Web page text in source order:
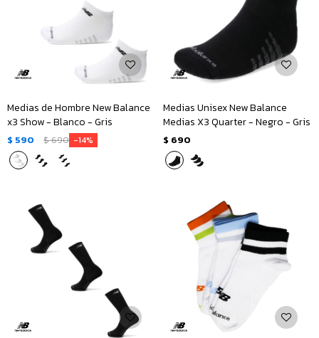
Medias de Hombre New Balance
x3 Show - Blanco - Gris
$ 590 $690 14
Medias Unisex New Balance
Medias X3 Quarter - Negro - Gris
$ 690